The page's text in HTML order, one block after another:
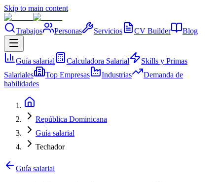
Skip to main content
Trabajos Personas Servicios CV Builder Blog
Guía salarial Calculadora Salarial
Skills y Primas
Salariales
Top Empresas Industrias
Demanda de
habilidades
República Dominicana
Guía salarial
Techador
Guía salarial